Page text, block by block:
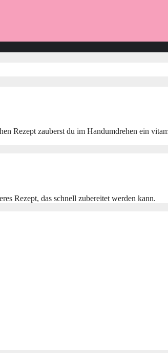
Rezept zauberst du im Handumdrehen ein
Rezept, das schnell zubereitet werden kann.